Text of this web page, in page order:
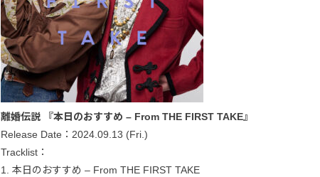
離婚伝説 『本日のおすすめ – From THE FIRST TAKE』
Release Date：2024.09.13 (Fri.)
Tracklist：
1. 本日のおすすめ – From THE FIRST TAKE